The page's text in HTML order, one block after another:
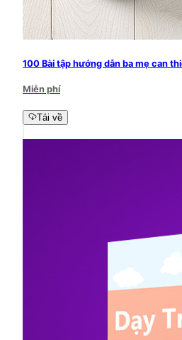
100 Bài tập hướng dẫn ba mẹ can
Miễn phí
Tải về